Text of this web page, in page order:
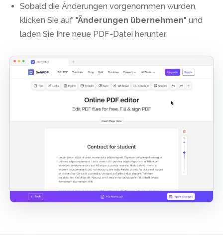
Sobald die Änderungen vorgenommen wurden,
klicken Sie auf "Änderungen übernehmen" und
laden Sie Ihre neue PDF-Datei herunter.